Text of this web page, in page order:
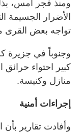
ومنذ فجر أمس،
الأضرار الجسيمة
تواجه بعض القرى
وجنوباً في جزيرة
كبير احتواء
منازل وكنيسة.
إجراءات أمنية
وأفادت تقارير